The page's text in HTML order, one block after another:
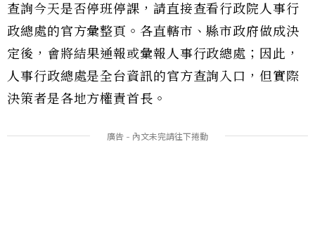
查詢今天是否停班停課，請直接查看行政院人事行
政總處的官方彙整頁。各直轄市、縣市政府做成決
定後，會將結果通報或彙報人事行政總處；因此，
人事行政總處是全台資訊的官方查詢入口，但實際
決策者是各地方權責首長。